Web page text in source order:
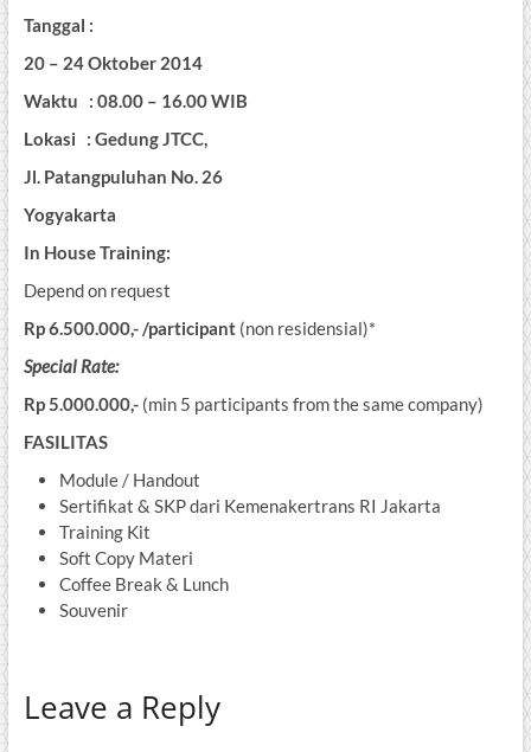
Tanggal :
20 – 24 Oktober 2014
Waktu : 08.00 – 16.00 WIB
Lokasi : Gedung JTCC,
Jl. Patangpuluhan No. 26
Yogyakarta
In House Training:
Depend on request
Rp 6.500.000,-/participant (non residensial)*
Special Rate:
Rp 5.000.000,-(min 5 participants from the same company)
FASILITAS
Module / Handout
Sertifikat & SKP dari Kemenakertrans RI Jakarta
Training Kit
Soft Copy Materi
Coffee Break & Lunch
Souvenir
Leave a Reply